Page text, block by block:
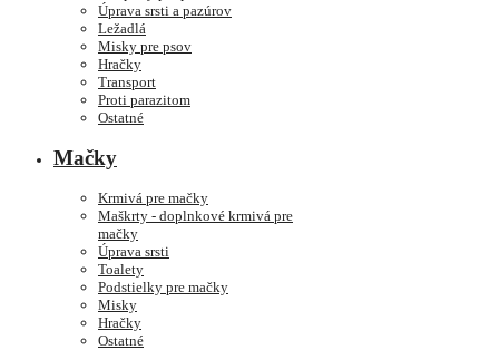
Úprava srsti a pazúrov
Ležadlá
Misky pre psov
Hračky
Transport
Proti parazitom
Ostatné
Mačky
Krmivá pre mačky
Maškrty - doplnkové krmivá pre
mačky
Úprava srsti
Toalety
Podstielky pre mačky
Misky
Hračky
Ostatné